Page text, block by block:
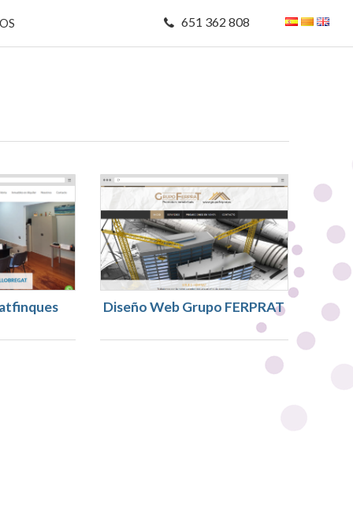
651 362 808
Diseño Web Grupo FERPRAT